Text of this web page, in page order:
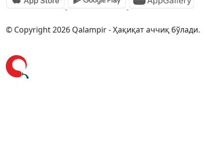
© Copyright 2026 Qalampir - Ҳақиқат аччиқ бўлади.